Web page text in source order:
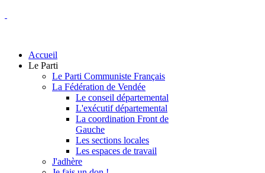
Accueil
Le Parti
Le Parti Communiste Français
La Fédération de Vendée
Le conseil départemental
L'exécutif départemental
La coordination Front de
Gauche
Les sections locales
Les espaces de travail
J'adhère